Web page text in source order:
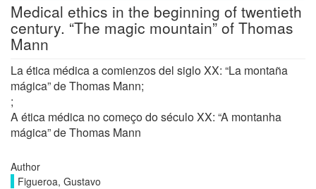
Medical ethics in the beginning of twentieth
century. “The magic mountain” of Thomas
Mann
La ética médica a comienzos del siglo XX: “La montaña
mágica” de Thomas Mann;
;
A ética médica no começo do século XX: “A montanha
mágica” de Thomas Mann
Author
Figueroa, Gustavo